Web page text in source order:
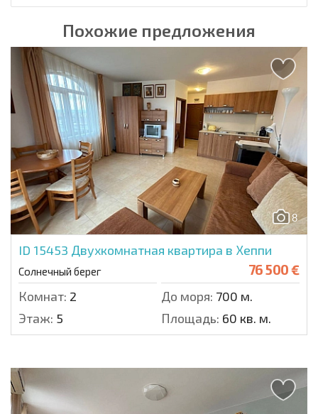
Похожие предложения
8
ID 15453 Двухкомнатная квартира в Хеппи
Солнечный берег 76 500 €
Комнат: 2 До моря: 700 м.
Этаж: 5 Площадь: 60 кв. м.